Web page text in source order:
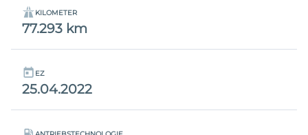
KILOMETER
77.293 km
EZ
25.04.2022